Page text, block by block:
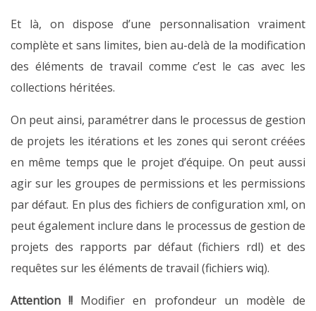
Et là, on dispose d’une personnalisation vraiment
complète et sans limites, bien au-delà de la modification
des éléments de travail comme c’est le cas avec les
collections héritées.
On peut ainsi, paramétrer dans le processus de gestion
de projets les itérations et les zones qui seront créées
en même temps que le projet d’équipe. On peut aussi
agir sur les groupes de permissions et les permissions
par défaut. En plus des fichiers de configuration xml, on
peut également inclure dans le processus de gestion de
projets des rapports par défaut (fichiers rdl) et des
requêtes sur les éléments de travail (fichiers wiq).
Attention !! Modifier en profondeur un modèle de